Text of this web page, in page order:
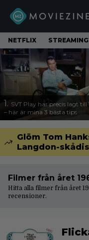
NETFLIX
1. SVT Play har precis lagt till
– här är mina 3 bästa tips
Glöm Tom
Langdon-skådis
Filmer från året
Hitta alla filmer från året
recensioner.